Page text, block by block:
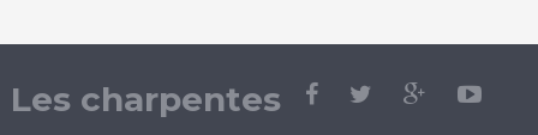
Les charpentes